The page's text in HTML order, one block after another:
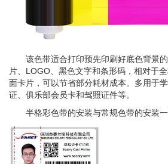
该色带适合打印预先印刷好底色背景
片、LOGO、黑色文字和条形码，相对于
面卡片，可以节省部分耗材成本。多用于
证、俱乐部会员卡和驾照证件等。
半格彩色带的安装与常规色带的安装一